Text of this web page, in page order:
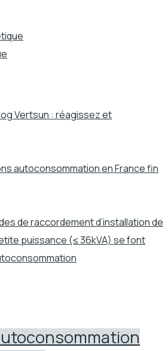
Vertsun : réagissez et
autoconsommation en France fin
de raccordement d’installation de
puissance (≤ 36kVA) se font